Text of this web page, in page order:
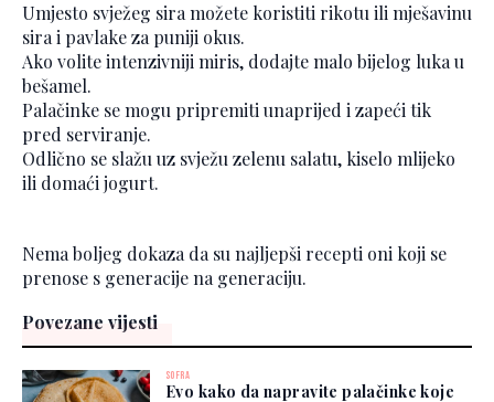
Umjesto svježeg sira možete koristiti rikotu ili mješavinu
sira i pavlake za puniji okus.
Ako volite intenzivniji miris, dodajte malo bijelog luka u
bešamel.
Palačinke se mogu pripremiti unaprijed i zapeći tik
pred serviranje.
Odlično se slažu uz svježu zelenu salatu, kiselo mlijeko
ili domaći jogurt.
Nema boljeg dokaza da su najljepši recepti oni koji se
prenose s generacije na generaciju.
Povezane vijesti
SOFRA
Evo kako da napravite palačinke koje